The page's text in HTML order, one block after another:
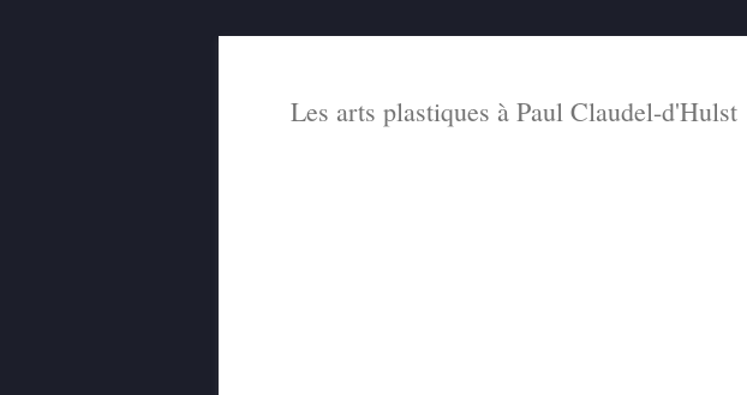
Les arts plastiques à Paul Claudel-d'Hulst